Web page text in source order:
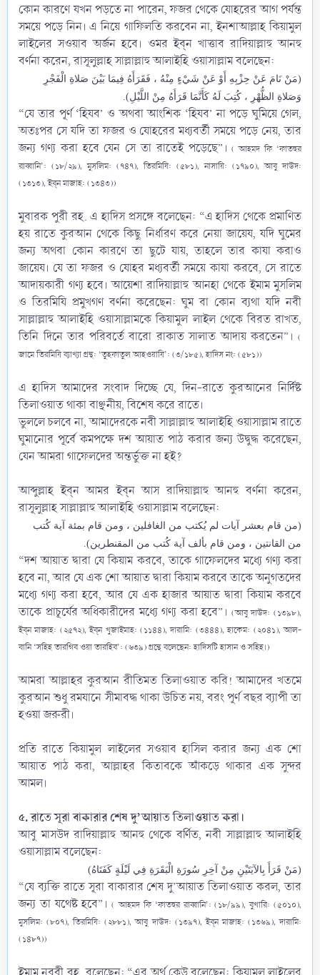
কোন কারণে যখন পড়তে না পারেন, ফজর থেকে যোহরের আগ পর্যন্ত
সময়ে পড়ে নিন। এ নিয়ে গাফিলতি করবেন না, ইনশাআল্লাহ কিয়ামুল
লাইলের সওয়াব অর্জন হবে। ওমর ইব্‌ন খাত্তাব ‎রাদিয়াল্লাহু আনহু
বর্ণনা করেন, রাসূলুল্লাহ সাল্লাল্লাহু আলাইহি ওয়াসাল্লাম‎ বলেছেন:​
(مَنْ نَامَ عَنْ حِزْبِهِ أَوْ عَنْ شَيْءٍ مِنْهُ ، فَقَرَأَهُ فِيمَا بَيْنَ صَلاةِ الْفَجْرِ
وَصَلاةِ الظُّهْرِ ، كُتِبَ لَهُ كَأَنَّمَا قَرَأَهُ مِنْ اللَّيْلِ).
“যে তার পূর্ণ ‘হিযব’ ও অথবা আংশিক ‘হিযব’ না পড়ে ঘুমিয়ে গেল,
অতঃপর সে যদি তা ফজর ও যোহরের মধ্যবর্তী সময়ে পড়ে নেয়, তার
জন্য গণ্য করা হবে যেন সে তা রাতেই পড়েছে”। ( আহমদ ফি ‘ফাতহুর
রাব্বানি’: (১৮/২৯), মুসলিম: (৭৪৭), তিরমিযি: (৫৮১), নাসায়ি: (১৭৯০), আবু দাউদ:
(১৩১৩), ইব্‌ন মাজাহ: (১৩৪৩))
মুবারক পুরী রহ. এ হাদিস প্রসঙ্গে বলেছেন: “এ হাদিস থেকে প্রমাণিত
হয় রাতে কুরআন থেকে কিছু নির্ধারণ করে নেয়া জায়েয, যদি ঘুমের
জন্য অথবা কোন কারণে তা ছুটে যায়, তাহলে তার কাযা করাও
জায়েয। যে তা ফজর ও যোহর মধ্যবর্তী সময়ে কাযা করবে, সে রাতে
আদায়কারী গণ্য হবে। আয়েশা ‎রাদিয়াল্লাহু আনহা থেকে ইমাম মুসলিম
ও তিরমিযি প্রমুখগণ বর্ণনা করেছেন: ঘুম বা কোন ব্যথা যদি নবী
সাল্লাল্লাহু আলাইহি ওয়াসাল্লামকে কিয়ামুল লাইল থেকে বিরত রাখত,
তিনি দিনে তার পরিবর্তে বারো রাকাত সালাত আদায় করতেন”। (
জামে তিরমিযি ব্যাখ্যা গ্রন্থ: ‘তুহফাতুল আহওয়াযি’: (৩/১৮৫), হাদিস নং: (৫৮১))
এ হাদিস আমাদের সংবাদ দিচ্ছে যে, দিন-রাতে কুরআনের নির্দিষ্ট
তিলাওয়াত থাকা বাঞ্ছনীয়, বিশেষ করে রাতে।
ভুললে চলবে না, আমাদেরকে নবী সাল্লাল্লাহু আলাইহি ওয়াসাল্লাম রাতে
ঘুমানোর পূর্বে কমপক্ষে দশ আয়াত পাঠ করার জন্য উদ্বুদ্ধ করেছেন,
যেন আমরা গাফেলদের অন্তর্ভুক্ত না হই?
আব্দুল্লাহ ইব্‌ন আমর ইব্‌ন আস ‎রাদিয়াল্লাহু আনহু বর্ণনা করেন,
রাসূলুল্লাহ সাল্লাল্লাহু আলাইহি ওয়াসাল্লাম‎ বলেছেন:​
(من قام بعشر آيات لم يُكتب من الغافلين ، ومن قام بمئة آية كُتب
من القانتين ، ومن قام بألف آية كُتب من المقنطرين).
“দশ আয়াত দ্বারা যে কিয়াম করবে, তাকে গাফেলদের মধ্যে গণ্য করা
হবে না, আর যে এক শো আয়াত দ্বারা কিয়াম করবে তাকে অনুগতদের
মধ্যে গণ্য করা হবে, আর যে এক হাজার আয়াত দ্বারা কিয়াম করবে
তাকে প্রাচূর্যের অধিকারীদের মধ্যে গণ্য করা হবে”। (আবু দাউদ: (১৩৯৮),
ইব্‌ন মাজাহ: (২৫৭২), ইব্‌ন খুজাইমাহ: (১১৪৪), দারামি: (৩৪৪৪), হাকেম: (২০৪১), আল-
বানি ‘সহিহ তারগিব ওয়া তারহিব’: (৬৩৯) গ্রন্থে বলেছেন: হাদিসটি হাসান ও সহিহ।)
আমরা আল্লাহর কুরআন রীতিমত তিলাওয়াত করি! আমাদের খতমে
কুরআন শুধু রমযানে সীমাবদ্ধ থাকা উচিত নয়, বরং পূর্ণ বছর ব্যাপী তা
হওয়া জরুরী।
প্রতি রাতে কিয়ামুল লাইলের সওয়াব হাসিল করার জন্য এক শো
আয়াত পাঠ করা, আল্লাহর কিতাবকে আঁকড়ে থাকার এক সুন্দর
আমল।
৫. রাতে সূরা বাকারার শেষ দু’আয়াত তিলাওয়াত করা।
আবু মাসউদ ‎রাদিয়াল্লাহু আনহু থেকে বর্ণিত, নবী সাল্লাল্লাহু আলাইহি
ওয়াসাল্লাম‎ বলেছেন:​
(مَنْ قَرَأَ بِالآيَتَيْنِ مِنْ آخِرِ سُورَةِ الْبَقَرَةِ فِي لَيْلَةٍ كَفَتَاهُ)
“যে ব্যক্তি রাতে সূরা বাকারার শেষ দু’আয়াত তিলাওয়াত করল, তার
জন্য তা যথেষ্ট হবে”।( আহমদ ফি ‘ফাতহুর রাব্বানি’: (১৮/৯৯), বুখারি: (৫০১০),
মুসলিম: (৮০৭), তিরমিযি: (২৮৮১), আবু দাউদ: (১৩৯৭), ইব্‌ন মাজাহ: (১৩৬৯), দারামি:
(১৪৮৭))